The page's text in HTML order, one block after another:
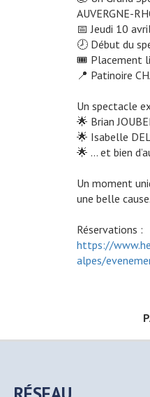
AUVERGNE-
📅 Jeudi 10
🕗 Début du
🎟️ Placement
📍 Patinoire
Un spectacle
🌟 Brian
🌟 Isabelle
🌟 … et bien
Un moment
une belle cause.
Réservations :
https://
alpes/